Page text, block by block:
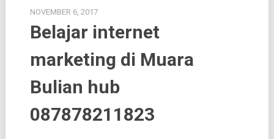
NOVEMBER 6, 2017
Belajar internet
marketing di Muara
Bulian hub
087878211823